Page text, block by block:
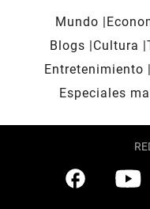
Mundo
Blogs
Cultura
Entretenimiento
Especiales